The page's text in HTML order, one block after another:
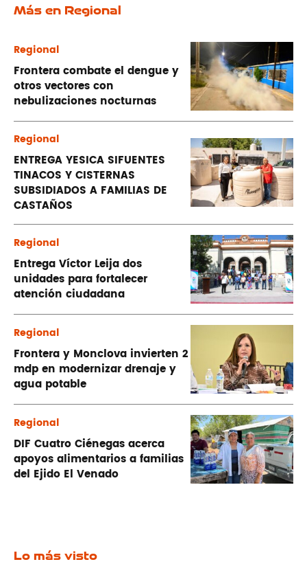
Más en Regional
Regional
Frontera combate el dengue y
otros vectores con
nebulizaciones nocturnas
Regional
ENTREGA YESICA SIFUENTES
TINACOS Y CISTERNAS
SUBSIDIADOS A FAMILIAS DE
CASTAÑOS
Regional
Entrega Víctor Leija dos
unidades para fortalecer
atención ciudadana
Regional
Frontera y Monclova invierten 2
mdp en modernizar drenaje y
agua potable
Regional
DIF Cuatro Ciénegas acerca
apoyos alimentarios a familias
del Ejido El Venado
Lo más visto